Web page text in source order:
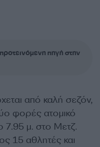
πηγή στην
από καλή σεζόν,
φορές ατομικό
μ. στο Μετζ.
15 αθλητές και